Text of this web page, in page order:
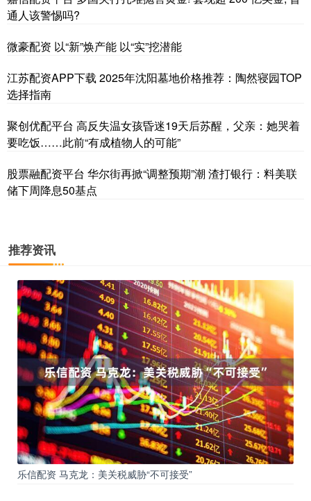
通人该警惕吗?
微豪配资 以“新”焕产能 以“实”挖潜能
江苏配资APP下载 2025年沈阳墓地价格推荐：陶然寝园TOP
选择指南
聚创优配平台 高反失温女孩昏迷19天后苏醒，父亲：她哭着
要吃饭……此前“有成植物人的可能”
股票融配资平台 华尔街再掀“调整预期”潮 渣打银行：料美联
储下周降息50基点
推荐资讯
乐信配资 马克龙：美关税威胁“不可接受”